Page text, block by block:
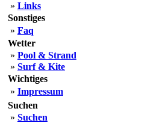
» Links
Sonstiges
» Faq
Wetter
» Pool & Strand
» Surf & Kite
Wichtiges
» Impressum
Suchen
» Suchen